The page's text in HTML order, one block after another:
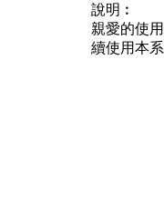
說明︰
親愛的使
續使用本